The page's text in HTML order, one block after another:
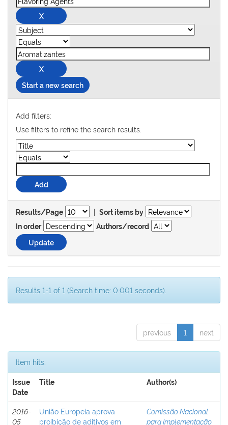
Start a new search
Add filters:
Use filters to refine the search results.
Results/Page | Sort items by
In order
Authors/record
Results 1-1 of 1 (Search time: 0.001 seconds).
previous 1 next
Item hits:
Issue
Date
Title Author(s)
2016-
05
União Europeia aprova
proibição de aditivos em
Comissão Nacional
para Implementação